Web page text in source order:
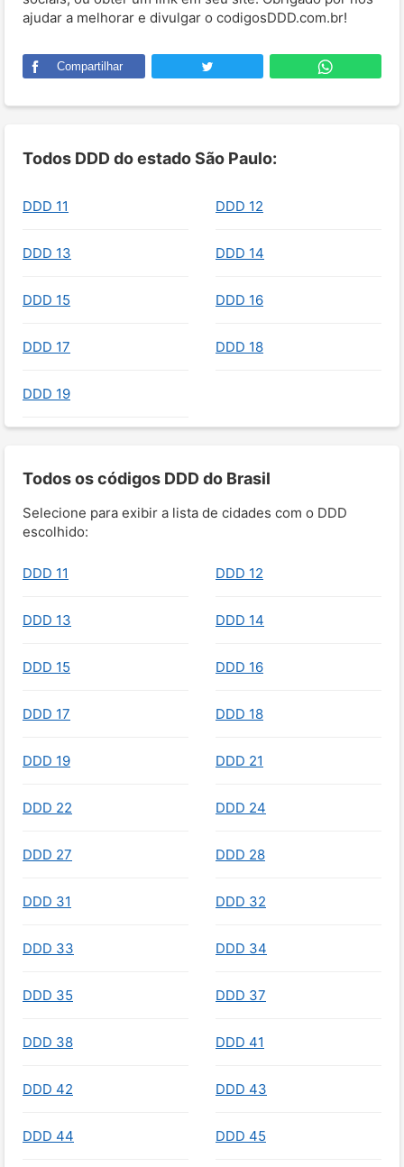
ajudar a melhorar e divulgar o codigosDDD.com.br!
Compartilhar
Todos DDD do estado São Paulo:
DDD 11 DDD 12
DDD 13 DDD 14
DDD 15 DDD 16
DDD 17 DDD 18
DDD 19
Todos os códigos DDD do Brasil
Selecione para exibir a lista de cidades com o DDD
escolhido:
DDD 11 DDD 12
DDD 13 DDD 14
DDD 15 DDD 16
DDD 17 DDD 18
DDD 19 DDD 21
DDD 22 DDD 24
DDD 27 DDD 28
DDD 31 DDD 32
DDD 33 DDD 34
DDD 35 DDD 37
DDD 38 DDD 41
DDD 42 DDD 43
DDD 44 DDD 45